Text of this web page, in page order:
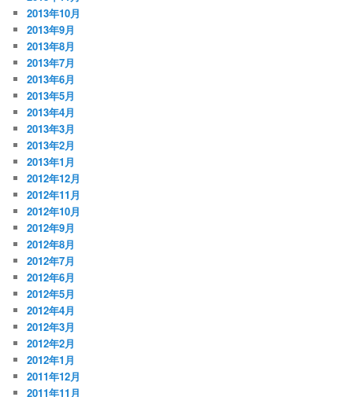
2013年10月
2013年9月
2013年8月
2013年7月
2013年6月
2013年5月
2013年4月
2013年3月
2013年2月
2013年1月
2012年12月
2012年11月
2012年10月
2012年9月
2012年8月
2012年7月
2012年6月
2012年5月
2012年4月
2012年3月
2012年2月
2012年1月
2011年12月
2011年11月